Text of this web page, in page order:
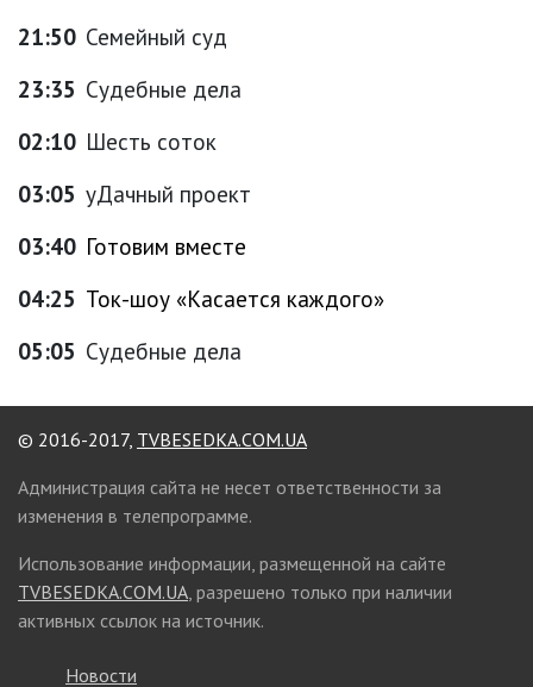
21:50 Семейный суд
23:35 Судебные дела
02:10 Шесть соток
03:05 уДачный проект
03:40 Готовим вместе
04:25 Ток-шоу «Касается каждого»
05:05 Судебные дела
© 2016-2017, TVBESEDKA.COM.UA
Администрация сайта не несет ответственности за
изменения в телепрограмме.
Использование информации, размещенной на сайте
TVBESEDKA.COM.UA, разрешено только при наличии
активных ссылок на источник.
Новости